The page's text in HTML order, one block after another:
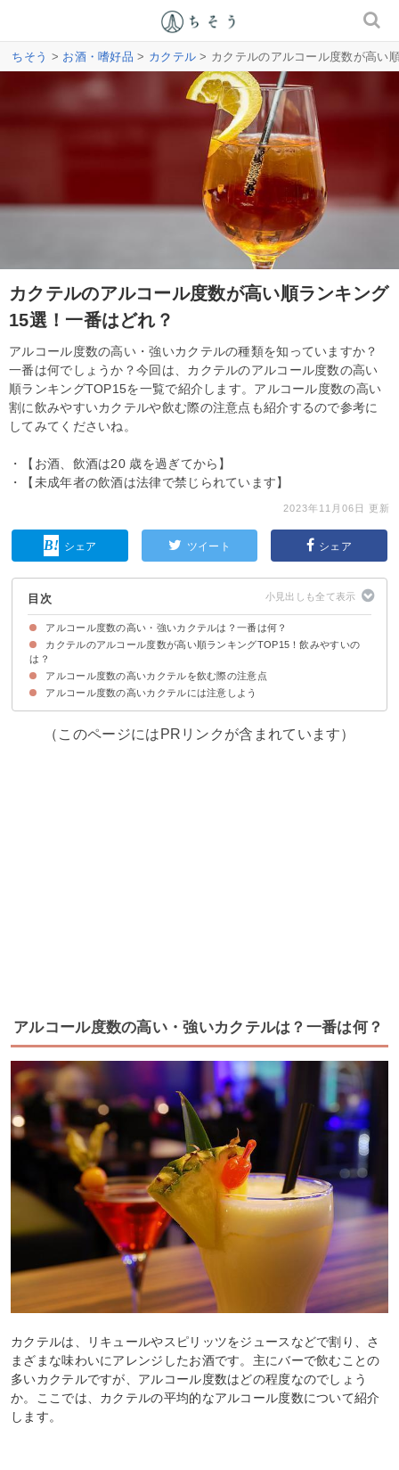
ちそう > お酒・嗜好品 > カクテル > カクテルのアルコール度数が高い
カクテルのアルコール度数が高い順ランキング
15選！一番はどれ？
アルコール度数の高い・強いカクテルの種類を知っていますか？
一番は何でしょうか？今回は、カクテルのアルコール度数の高い
順ランキングTOP15を一覧で紹介します。アルコール度数の高い
割に飲みやすいカクテルや飲む際の注意点も紹介するので参考に
してみてくださいね。
・【お酒、飲酒は20 歳を過ぎてから】
・【未成年者の飲酒は法律で禁じられています】
2023年11月06日 更新
シェア ツイート シェア
目次
アルコール度数の高い・強いカクテルは？一番は何？
カクテルの度数の平均
カクテルのアルコール度数が高い順ランキングTOP15！飲みやすいの
は？
15位：飲みやすいカシスオレンジ（4～5度）
14位：居酒屋で人気のカルーアミルク（5度）
13位：ジントニック（5度）
12位：モヒート（13度）
11位：モスコミュール（13度）
10位：スクリュー・ドライバー（13度）
9位：ソルティドッグ（15度）
8位：ピンクレディ（18度）
7位：レディーキラーカクテル・アレキサンダー（20～25度）
6位：ロングアイランドアイスティー（20～25度）
5位：ゴッドファーザー（25度）
4位：ホワイト・レディ（25度）
3位：ギムレット（25度）
2位：ショートカクテル・マティーニ（30度）
1位：レディーキラーカクテル・ニコラシカ（40度）
アルコール度数の高いカクテルを飲む際の注意点
①大量に一気・空腹状態で飲まない
②チェイサー・水と一緒に飲む
③自分の限界値を知っておく
アルコール度数の高いカクテルには注意しよう
（このページにはPRリンクが含まれています）
アルコール度数の高い・強いカクテルは？一番は何？
カクテルは、リキュールやスピリッツをジュースなどで割り、さ
まざまな味わいにアレンジしたお酒です。主にバーで飲むことの
多いカクテルですが、アルコール度数はどの程度なのでしょう
か。ここでは、カクテルの平均的なアルコール度数について紹介
します。